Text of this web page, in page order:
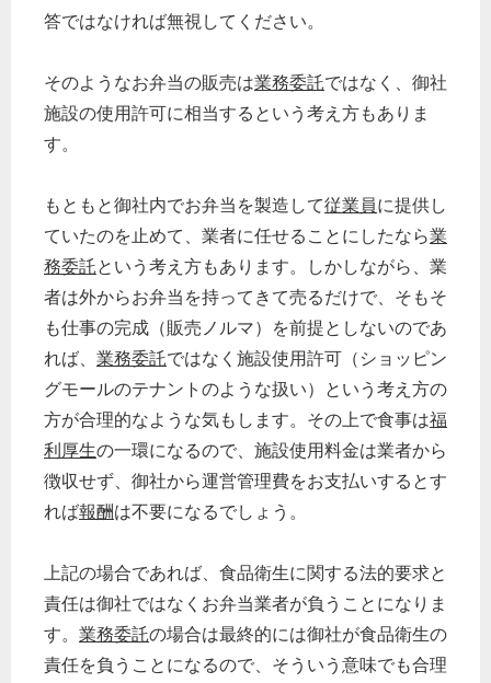
答ではなければ無視してください。
そのようなお弁当の販売は業務委託ではなく、御社
施設の使用許可に相当するという考え方もありま
す。
もともと御社内でお弁当を製造して従業員に提供し
ていたのを止めて、業者に任せることにしたなら業
務委託という考え方もあります。しかしながら、業
者は外からお弁当を持ってきて売るだけで、そもそ
も仕事の完成（販売ノルマ）を前提としないのであ
れば、 業務委託ではなく施設使用許可（ショッピン
グモールのテナントのような扱い）という考え方の
方が合理的なような気もします。その上で食事は福
利厚生の一環になるので、施設使用料金は業者から
徴収せず、御社から運営管理費をお支払いするとす
れば報酬は不要になるでしょう。
上記の場合であれば、食品衛生に関する法的要求と
責任は御社ではなくお弁当業者が負うことになりま
す。 業務委託の場合は最終的には御社が食品衛生の
責任を負うことになるので、そういう意味でも合理